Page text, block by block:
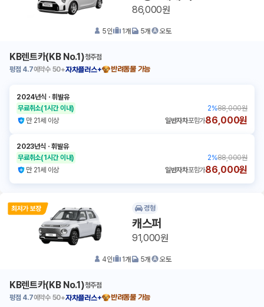
86,000원
5인 1개 5개 오토
KB렌트카(KB No.1)청주점
평점 4.7예약수 50+자차플러스+ 반려동물 가능
2024년식 ㆍ휘발유
무료취소(1시간 이내) 2%88,000원
만 21세 이상
일반자차포함가86,000원
2023년식 ㆍ휘발유
무료취소(1시간 이내) 2%88,000원
만 21세 이상
일반자차포함가86,000원
경형
캐스퍼
91,000원
4인 1개 5개 오토
KB렌트카(KB No.1)청주점
평점 4.7예약수 50+자차플러스+ 반려동물 가능